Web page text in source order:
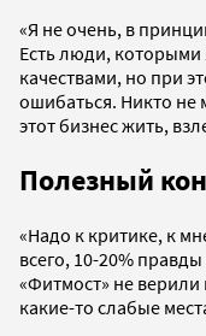
«Я не очень, в
Есть люди, которыми
качествами, но при
ошибаться. Никто не
этот бизнес жить,
Полезный
«Надо к критике, к
всего, 10-20%
«Фитмост» не верили
какие-то слабые